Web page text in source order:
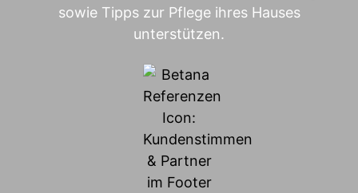
sowie Tipps zur Pflege ihres Hauses
unterstützen.